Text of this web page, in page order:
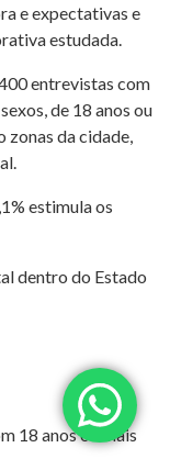
e expectativas e
estudada.
entrevistas com
de 18 anos ou
zonas da cidade,
estimula os
dentro do Estado
18 anos ou mais